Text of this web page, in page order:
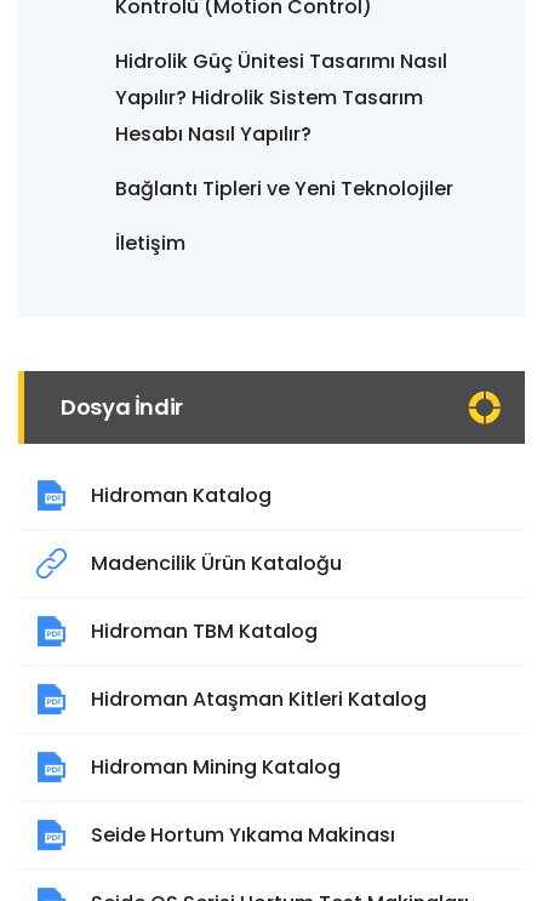
Kontrolü (Motion Control)
Hidrolik Güç Ünitesi Tasarımı Nasıl
Yapılır? Hidrolik Sistem Tasarım
Hesabı Nasıl Yapılır?
Bağlantı Tipleri ve Yeni Teknolojiler
İletişim
Dosya İndir
Hidroman Katalog
Madencilik Ürün Kataloğu
Hidroman TBM Katalog
Hidroman Ataşman Kitleri Katalog
Hidroman Mining Katalog
Seide Hortum Yıkama Makinası